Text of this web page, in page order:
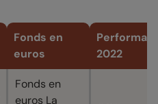
Fonds en
euros
2022
Fonds en
euros La